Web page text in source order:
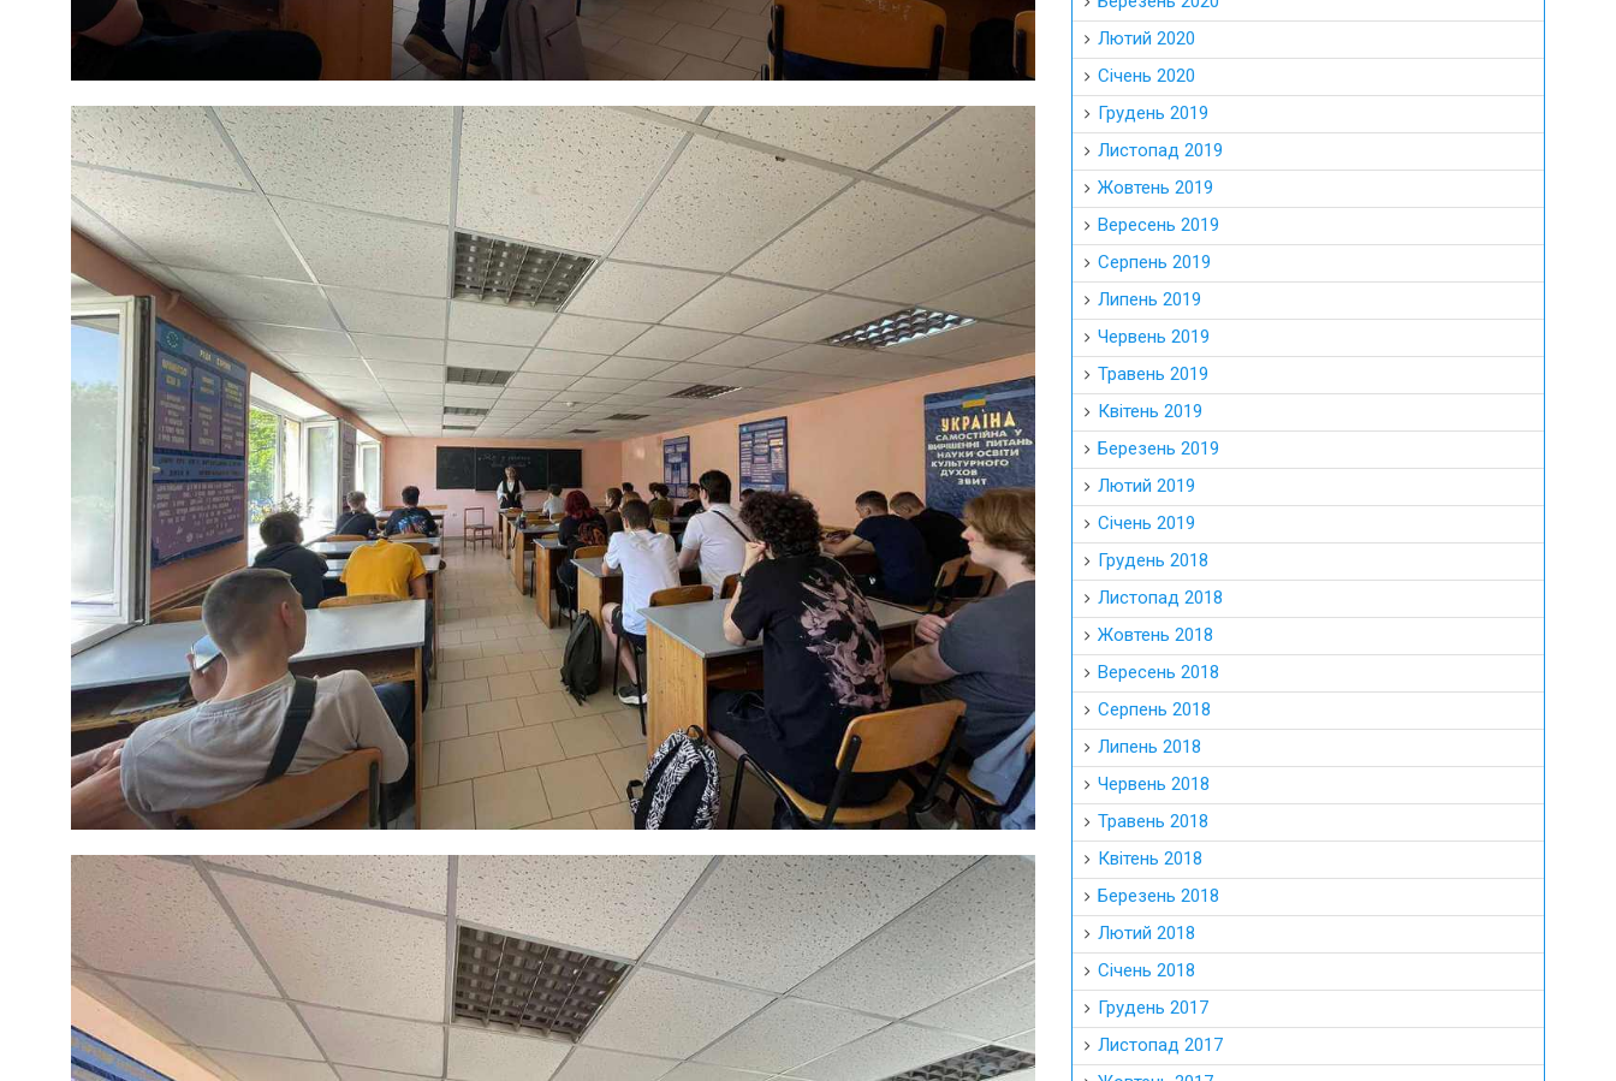
Лютий 2020
Січень 2020
Грудень 2019
Листопад 2019
Жовтень 2019
Вересень 2019
Серпень 2019
Липень 2019
Червень 2019
Травень 2019
Квітень 2019
Березень 2019
Лютий 2019
Січень 2019
Грудень 2018
Листопад 2018
Жовтень 2018
Вересень 2018
Серпень 2018
Липень 2018
Червень 2018
Травень 2018
Квітень 2018
Березень 2018
Лютий 2018
Січень 2018
Грудень 2017
Листопад 2017